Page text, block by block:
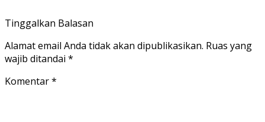
Tinggalkan Balasan
Alamat email Anda tidak akan dipublikasikan. Ruas yang
wajib ditandai *
Komentar*